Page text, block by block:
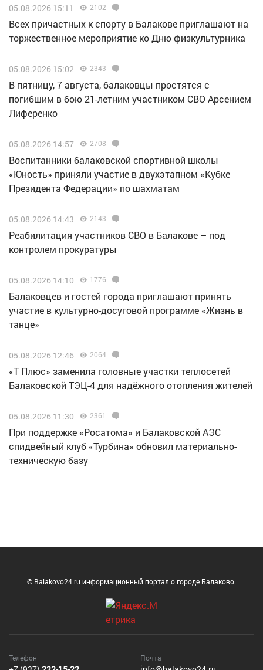
05.08.2026 15:11 2102
Всех причастных к спорту в Балакове приглашают на
торжественное мероприятие ко Дню физкультурника
05.08.2026 15:02 2343
В пятницу, 7 августа, балаковцы простятся с
погибшим в бою 21-летним участником СВО Арсением
Лиференко
05.08.2026 14:57 2708
Воспитанники балаковской спортивной школы
«Юность» приняли участие в двухэтапном «Кубке
Президента Федерации» по шахматам
05.08.2026 14:43 2143
Реабилитация участников СВО в Балакове – под
контролем прокуратуры
05.08.2026 14:10 1776
Балаковцев и гостей города приглашают принять
участие в культурно-досуговой программе «Жизнь в
танце»
05.08.2026 12:46 2064
«Т Плюс» заменила головные участки теплосетей
Балаковской ТЭЦ-4 для надёжного отопления жителей
05.08.2026 11:30 2361
При поддержке «Росатома» и Балаковской АЭС
спидвейный клуб «Турбина» обновил материально-
техническую базу
© Balakovo24.ru информационный портал о городе Балаково.
Телефон Почта